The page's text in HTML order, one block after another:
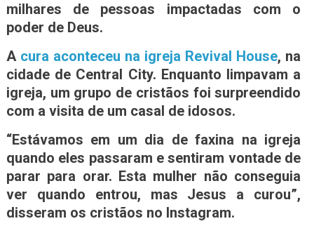
milhares de pessoas impactadas com o
poder de Deus.
A cura aconteceu na igreja Revival House, na
cidade de Central City. Enquanto limpavam a
igreja, um grupo de cristãos foi surpreendido
com a visita de um casal de idosos.
“Estávamos em um dia de faxina na igreja
quando eles passaram e sentiram vontade de
parar para orar. Esta mulher não conseguia
ver quando entrou, mas Jesus a curou”,
disseram os cristãos no Instagram.